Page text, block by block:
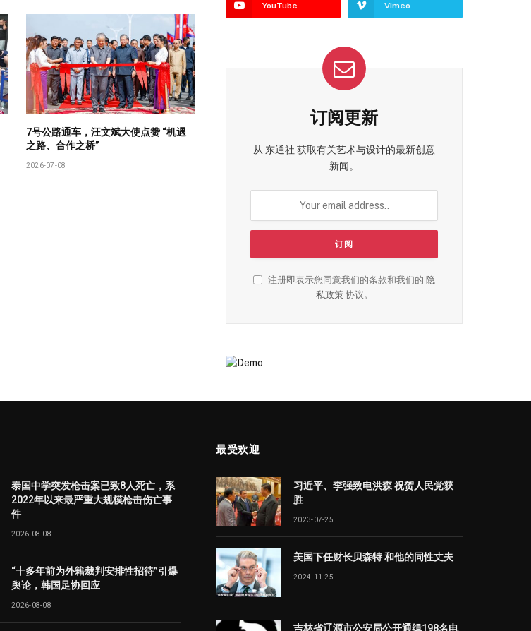
7号公路通车，汪文斌大使点赞 “机遇
之路、合作之桥”
2026-07-08
YouTube Vimeo
订阅更新
从 东通社 获取有关艺术与设计的最新创意
新闻。
注册即表示您同意我们的条款和我们的 隐
私政策协议。
泰国中学突发枪击案已致8人死亡，系
2022年以来最严重大规模枪击伤亡事
件
2026-08-08
“十多年前为外籍裁判安排性招待”引爆
舆论，韩国足协回应
2026-08-08
最受欢迎
习近平、李强致电洪森 祝贺人民党获
胜
2023-07-25
美国下任财长贝森特 和他的同性丈夫
2024-11-25
吉林省辽源市公安局公开通缉198名电